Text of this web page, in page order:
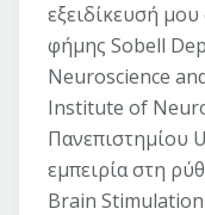
εξειδίκευσή
φήμης Sobell
Neuroscience
Institute of
Πανεπιστημίου
εμπειρία στη
Brain